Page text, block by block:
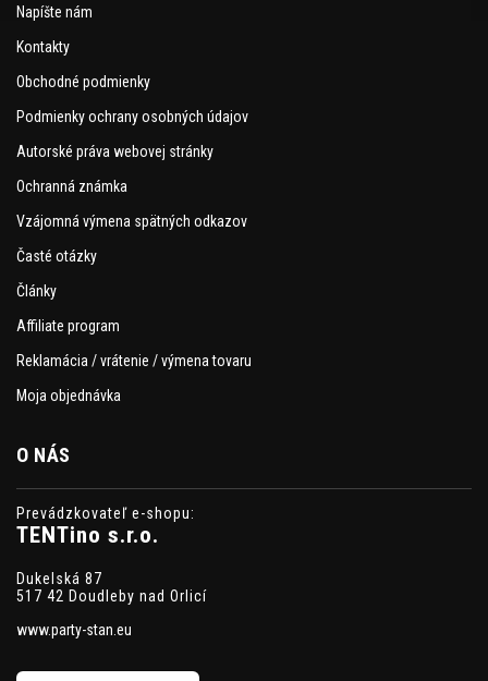
Napíšte nám
Kontakty
Obchodné podmienky
Podmienky ochrany osobných údajov
Autorské práva webovej stránky
Ochranná známka
Vzájomná výmena spätných odkazov
Časté otázky
Články
Affiliate program
Reklamácia / vrátenie / výmena tovaru
Moja objednávka
O NÁS
Prevádzkovateľ e-shopu:
TENTino s.r.o.
Dukelská 87
517 42 Doudleby nad Orlicí
www.party-stan.eu